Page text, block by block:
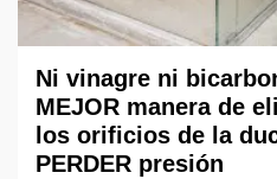
Ni vinagre ni
MEJOR manera de
los orificios de la
PERDER presión